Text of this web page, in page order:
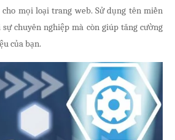
mọi loại trang web. Sử dụng tên miền
chuyên nghiệp mà còn giúp tăng cường
của bạn.